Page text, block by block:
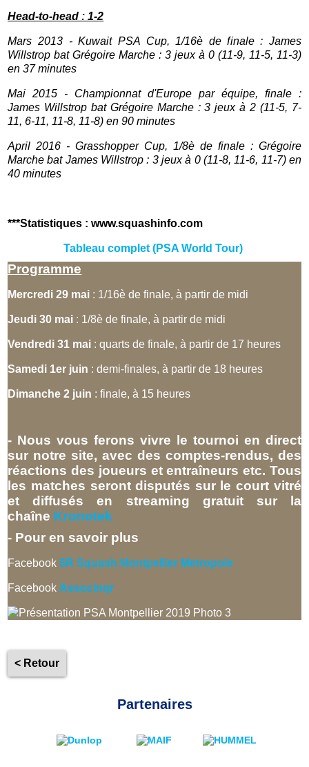
Head-to-head : 1-2
Mars 2013 - Kuwait PSA Cup, 1/16è de finale : James
Willstrop bat Grégoire Marche : 3 jeux à 0 (11-9, 11-5, 11-3)
en 37 minutes
Mai 2015 - Championnat d'Europe par équipe, finale :
James Willstrop bat Grégoire Marche : 3 jeux à 2 (11-5, 7-
11, 6-11, 11-8, 11-8) en 90 minutes
April 2016 - Grasshopper Cup, 1/8è de finale: Grégoire
Marche bat James Willstrop : 3 jeux à 0 (11-8, 11-6, 11-7) en
40 minutes
***Statistiques : www.squashinfo.com
Tableau complet (PSA World Tour)
Programme
Mercredi 29 mai : 1/16è de finale, à partir de midi
Jeudi 30 mai : 1/8è de finale, à partir de midi
Vendredi 31 mai : quarts de finale, à partir de 17 heures
Samedi 1er juin : demi-finales, à partir de 18 heures
Dimanche 2 juin : finale, à 15 heures
- Nous vous ferons vivre le tournoi en direct
sur notre site, avec des comptes-rendus, des
réactions des joueurs et entraîneurs etc. Tous
les matches seront disputés sur le court vitré
et diffusés en streaming gratuit sur la
chaîne Kronotek
- Pour en savoir plus
Facebook5R Squash Montpellier Metropole
FacebookAssocinqr
< Retour
Partenaires